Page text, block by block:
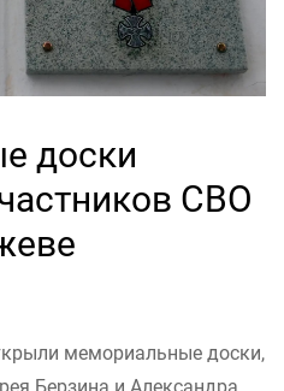
доски
СВО
мемориальные доски,